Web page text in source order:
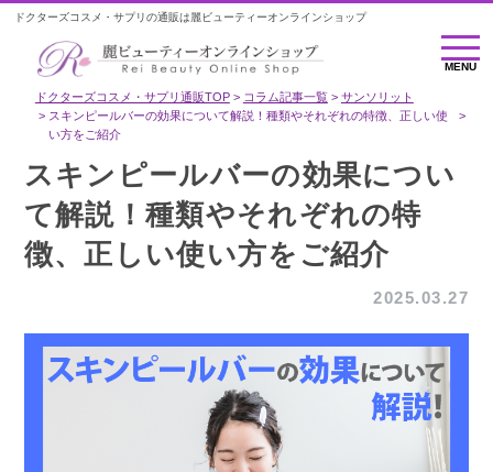
ドクターズコスメ・サプリの通販は麗ビューティーオンラインショップ
MENU
MENU
ドクターズコスメ・サプリ通販TOP コラム記事一覧
サンソリット
スキンピールバーの効果について解説！種類やそれぞれの特徴、正しい使
い方をご紹介
スキンピールバーの効果につい
て解説！種類やそれぞれの特
徴、正しい使い方をご紹介
2025.03.27